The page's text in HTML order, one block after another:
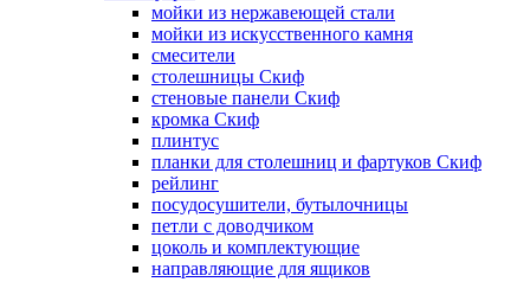
мойки из нержавеющей стали
мойки из искусственного камня
смесители
столешницы Скиф
стеновые панели Скиф
кромка Скиф
плинтус
планки для столешниц и фартуков Скиф
рейлинг
посудосушители, бутылочницы
петли с доводчиком
цоколь и комплектующие
направляющие для ящиков